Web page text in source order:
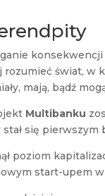
świat, w
mają, bądź
Multibanku
się
poziom
start-upem w